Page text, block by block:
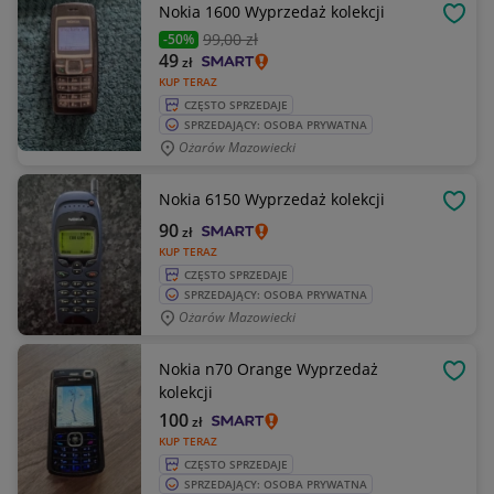
Nokia 1600 Wyprzedaż kolekcji
-50% 99,00 zł
KUP TERAZ
49zł
CZĘSTO SPRZEDAJE
SPRZEDAJĄCY: OSOBA PRYWATNA
Ożarów Mazowiecki
Nokia 6150 Wyprzedaż kolekcji
KUP TERAZ
90zł
CZĘSTO SPRZEDAJE
SPRZEDAJĄCY: OSOBA PRYWATNA
Ożarów Mazowiecki
Nokia n70 Orange Wyprzedaż
kolekcji
KUP TERAZ
100zł
CZĘSTO SPRZEDAJE
SPRZEDAJĄCY: OSOBA PRYWATNA